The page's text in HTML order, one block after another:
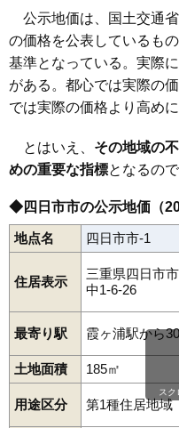
公示地価は、国土交通
の価格を公表しているも
基準となっている。実際
がある。都心では実際の
では実際の価格より高め
とはいえ、 その地域の
めの重要な指標となるの
◆四日市市の公示地価（
地点名 四日市市-1
住居表示
三重県四日市
中1-6-26
最寄り駅 霞ヶ浦駅から
土地面積 185㎡
用途区分 第1種住居地域
スク